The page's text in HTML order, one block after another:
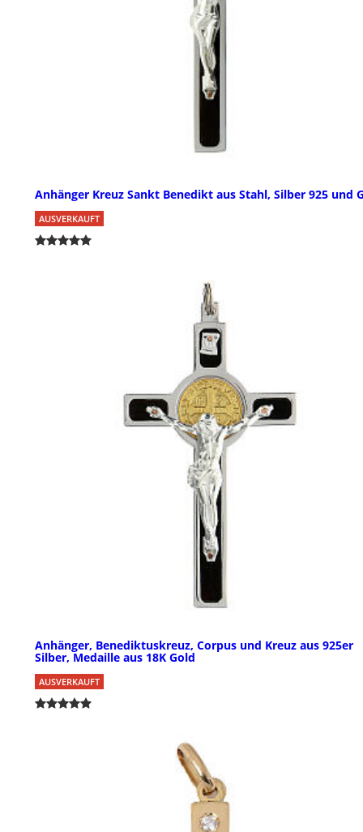
Anhänger Kreuz Sankt Benedikt aus Stahl, Silber 925 und
AUSVERKAUFT
Anhänger, Benediktuskreuz, Corpus und Kreuz aus 925er
Silber, Medaille aus 18K Gold
AUSVERKAUFT